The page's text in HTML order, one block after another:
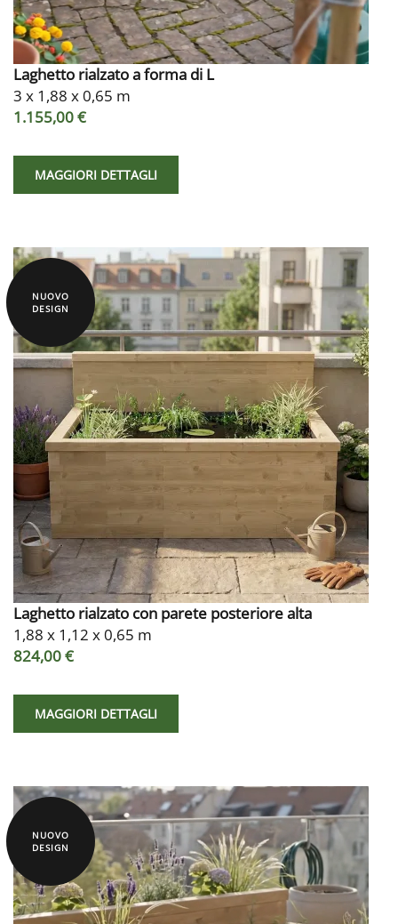
Laghetto rialzato a forma di L
3 x 1,88 x 0,65 m
1.155,00 €
MAGGIORI DETTAGLI
NUOVO
DESIGN
Laghetto rialzato con parete posteriore alta
1,88 x 1,12 x 0,65 m
824,00 €
MAGGIORI DETTAGLI
NUOVO
DESIGN